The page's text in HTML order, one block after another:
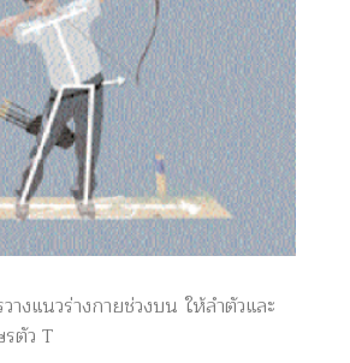
างแนวร่างกายช่วงบน ให้ลำตัวและ
ตัว T